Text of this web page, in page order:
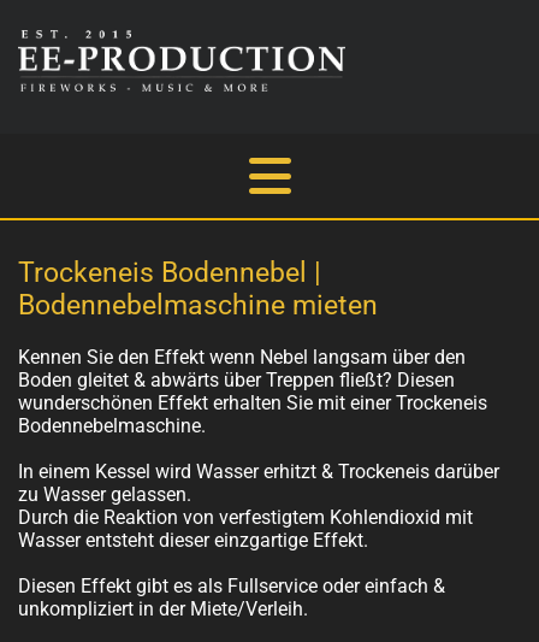
Trockeneis Bodennebel |
Bodennebelmaschine mieten
Kennen Sie den Effekt wenn Nebel langsam über den
Boden gleitet & abwärts über Treppen fließt? Diesen
wunderschönen Effekt erhalten Sie mit einer Trockeneis
Bodennebelmaschine.
In einem Kessel wird Wasser erhitzt & Trockeneis darüber
zu Wasser gelassen.
Durch die Reaktion von verfestigtem Kohlendioxid mit
Wasser entsteht dieser einzgartige Effekt.
Diesen Effekt gibt es als Fullservice oder einfach &
unkompliziert in der Miete/Verleih.